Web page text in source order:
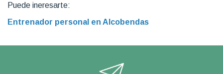
Puede ineresarte:
Entrenador personal en Alcobendas